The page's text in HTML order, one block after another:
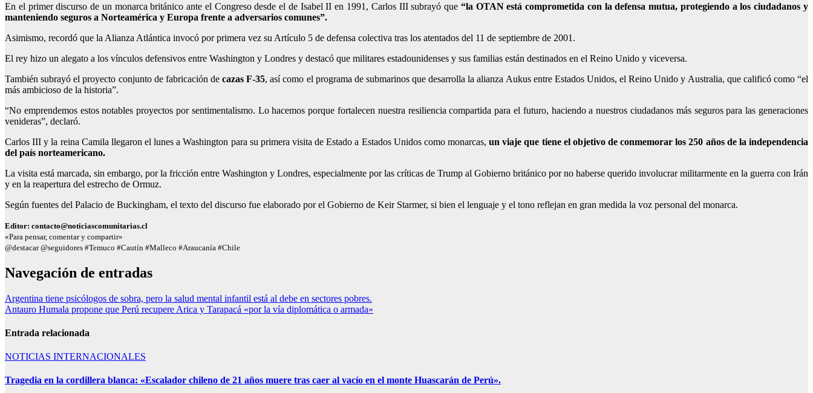
En el primer discurso de un monarca británico ante el Congreso desde el de Isabel II en 1991, Carlos III subrayó que “la OTAN está comprometida con la defensa mutua, protegiendo a los ciudadanos y
manteniendo seguros a Norteamérica y Europa frente a adversarios comunes”.
Asimismo, recordó que la Alianza Atlántica invocó por primera vez su Artículo 5 de defensa colectiva tras los atentados del 11 de septiembre de 2001.
El rey hizo un alegato a los vínculos defensivos entre Washington y Londres y destacó que militares estadounidenses y sus familias están destinados en el Reino Unido y viceversa.
También subrayó el proyecto conjunto de fabricación de cazas F-35, así como el programa de submarinos que desarrolla la alianza Aukus entre Estados Unidos, el Reino Unido y Australia, que calificó como “el
más ambicioso de la historia”.
“No emprendemos estos notables proyectos por sentimentalismo. Lo hacemos porque fortalecen nuestra resiliencia compartida para el futuro, haciendo a nuestros ciudadanos más seguros para las generaciones
venideras”, declaró.
Carlos III y la reina Camila llegaron el lunes a Washington para su primera visita de Estado a Estados Unidos como monarcas,un viaje que tiene el objetivo de conmemorar los 250 años de la independencia
del país norteamericano.
La visita está marcada, sin embargo, por la fricción entre Washington y Londres, especialmente por las críticas de Trump al Gobierno británico por no haberse querido involucrar militarmente en la guerra con Irán
y en la reapertura del estrecho de Ormuz.
Según fuentes del Palacio de Buckingham, el texto del discurso fue elaborado por el Gobierno de Keir Starmer, si bien el lenguaje y el tono reflejan en gran medida la voz personal del monarca.
Editor: contacto@noticiascomunitarias.cl
«Para pensar, comentar y compartir»
@destacar @seguidores #Temuco #Cautín #Malleco #Araucanía #Chile
Navegación de entradas
Argentina tiene psicólogos de sobra, pero la salud mental infantil está al debe en sectores pobres.
Antauro Humala propone que Perú recupere Arica y Tarapacá «por la vía diplomática o armada»
Entrada relacionada
NOTICIAS INTERNACIONALES
Tragedia en la cordillera blanca: «Escalador chileno de 21 años muere tras caer al vacío en el monte Huascarán de Perú».